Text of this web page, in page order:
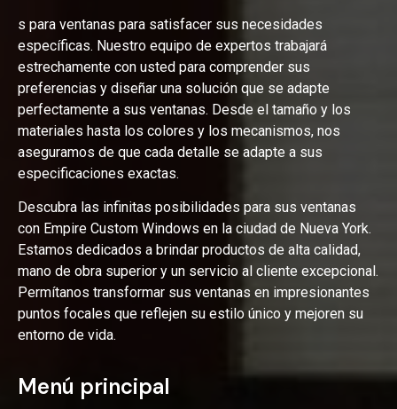
s para ventanas para satisfacer sus necesidades
específicas. Nuestro equipo de expertos trabajará
estrechamente con usted para comprender sus
preferencias y diseñar una solución que se adapte
perfectamente a sus ventanas. Desde el tamaño y los
materiales hasta los colores y los mecanismos, nos
aseguramos de que cada detalle se adapte a sus
especificaciones exactas.
Descubra las infinitas posibilidades para sus ventanas
con Empire Custom Windows en la ciudad de Nueva York.
Estamos dedicados a brindar productos de alta calidad,
mano de obra superior y un servicio al cliente excepcional.
Permítanos transformar sus ventanas en impresionantes
puntos focales que reflejen su estilo único y mejoren su
entorno de vida.
Menú principal